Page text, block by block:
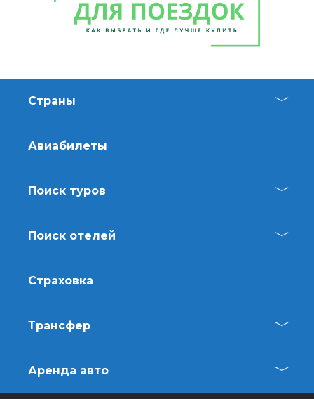
Страны
Авиабилеты
Поиск туров
Поиск отелей
Страховка
Трансфер
Аренда авто